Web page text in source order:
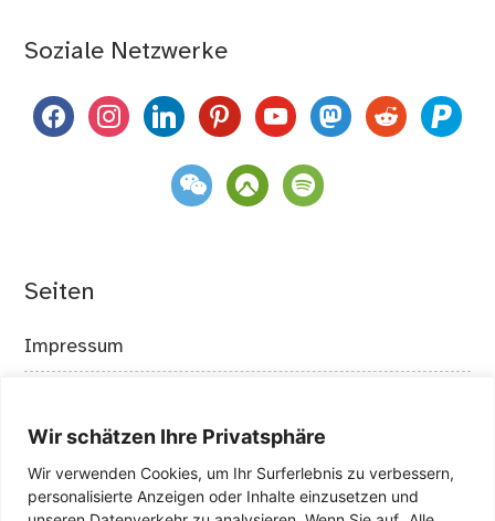
Wir schätzen Ihre Privatsphäre
Wir verwenden Cookies, um Ihr Surferlebnis zu verbessern,
personalisierte Anzeigen oder Inhalte einzusetzen und
Soziale Netzwerke
facebookinstagramlinkedinpinterestyoutubemastodon
reddit paypal
weixin komootspotify
Seiten
Impressum
In den Medien